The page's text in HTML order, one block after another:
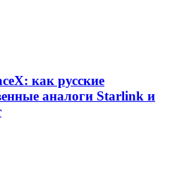
как русские
аналоги Starlink и